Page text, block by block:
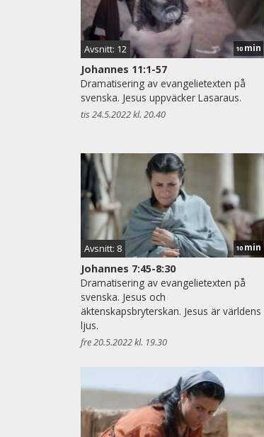
Avsnitt: 12 10 min
Johannes 11:1-57
Dramatisering av evangelietexten på
svenska. Jesus uppväcker Lasaraus.
tis 24.5.2022 kl. 20.40
Avsnitt: 8 10min
Johannes 7:45-8:30
Dramatisering av evangelietexten på
svenska. Jesus och
äktenskapsbryterskan. Jesus är världens
ljus.
fre 20.5.2022 kl. 19.30